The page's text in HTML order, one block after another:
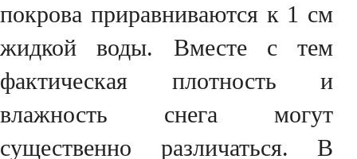
покрова приравниваются к 1 см
жидкой воды. Вместе с тем
фактическая плотность и
влажность снега могут
существенно различаться. В